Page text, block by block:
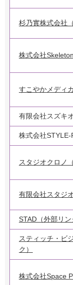
杉乃實株式会社
株式会社
すこやかメディ
有限会社スズキ
株式会社STYLE-
スタジオクロノ
有限会社スタジ
STAD（外部リン
スティッチ・ビ
ク）
株式会社Space